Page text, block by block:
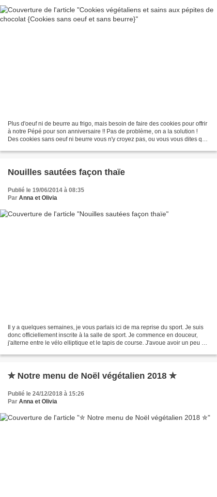
Plus d'oeuf ni de beurre au frigo, mais besoin de faire des cookies pour offrir
à notre Pépé pour son anniversaire !! Pas de problème, on a la solution !
Des cookies sans oeuf ni beurre vous n'y croyez pas, ou vous vous dites que
Nouilles sautées façon thaïe
Publié le 19/06/2014 à 08:35
Par Anna et Olivia
Il y a quelques semaines, je vous parlais ici de ma reprise du sport. Je suis
donc officiellement inscrite à la salle de sport. Je commence en douceur,
j'alterne entre le vélo elliptique et le tapis de course. J'avoue avoir un peu de
✮ Notre menu de Noël végétalien 2018 ✮
Publié le 24/12/2018 à 15:26
Par Anna et Olivia